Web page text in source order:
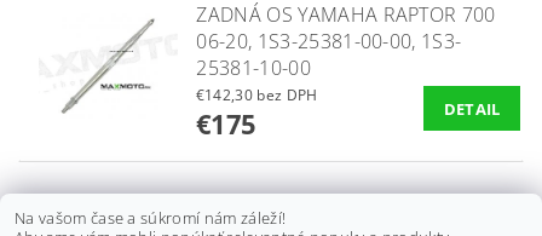
ZADNÁ OS YAMAHA RAPTOR 700
06-20, 1S3-25381-00-00, 1S3-
25381-10-00
€142,30 bez DPH
€175 DETAIL
ZADNÁ OS YAMAHA BANSHEE
Na vašom čase a súkromí nám záleží!